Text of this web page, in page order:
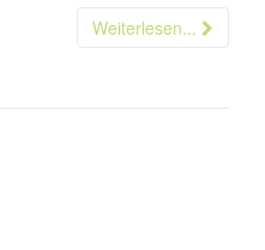
Weiterlesen...